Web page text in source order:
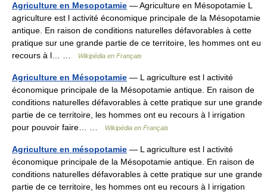
Agriculture en Mesopotamie — Agriculture en Mésopotamie L
agriculture est l activité économique principale de la Mésopotamie
antique. En raison de conditions naturelles défavorables à cette
pratique sur une grande partie de ce territoire, les hommes ont eu
recours à l… …
Wikipédia en Français
Agriculture en Mésopotamie — L agriculture est l activité
économique principale de la Mésopotamie antique. En raison de
conditions naturelles défavorables à cette pratique sur une grande
partie de ce territoire, les hommes ont eu recours à l irrigation
pour pouvoir faire… …
Wikipédia en Français
Agriculture en mésopotamie — L agriculture est l activité
économique principale de la Mésopotamie antique. En raison de
conditions naturelles défavorables à cette pratique sur une grande
partie de ce territoire, les hommes ont eu recours à l irrigation